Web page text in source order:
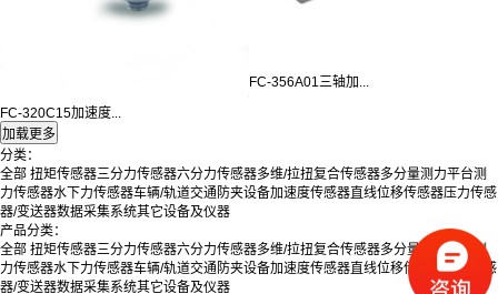
FC-320C15加速度...
FC-356A01三轴加...
分类：
全部 扭矩传感器三分力传感器六分力传感器多维/拉扭复合传感器多分量测力平台测
力传感器水下力传感器车辆/轨道交通防夹设备加速度传感器直线位移传感器压力传感
器/变送器数据采集系统其它设备及仪器
产品分类：
全部 扭矩传感器三分力传感器六分力传感器多维/拉扭复合传感器多分量测力平台
测
力传感器水下力传感器车辆/轨道交通防夹设备加速度传感器直线位移传感器压力传感
器/变送器数据采集系统其它设备及仪器